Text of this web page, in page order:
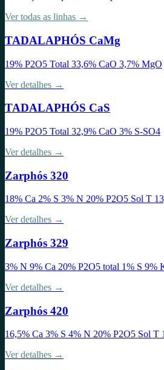
Ver todas as linhas →
TADALAPHÓS CaMg
19% P2O5 Total 33,6% CaO 3,7% MgO
Ver detalhes →
TADALAPHÓS CaS
19% P2O5 Total 32,9% CaO 3% S-SO4
Ver detalhes →
Zarphós 320
18% Ca 2% S 3% N 20% P2O5 Sol T
Ver detalhes →
Zarphós 329
3% N 9% Ca 20% P2O5 total 1% S 9%
Ver detalhes →
Zarphós 420
16,5% Ca 3% S 4% N 20% P2O5 Sol T
Ver detalhes →